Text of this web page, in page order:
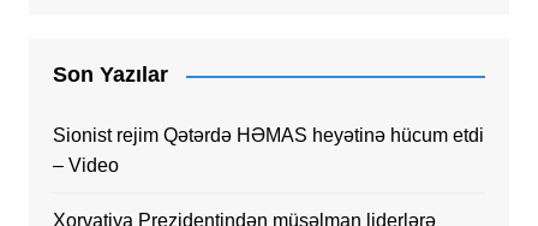
Son Yazılar
Sionist rejim Qətərdə HƏMAS heyətinə hücum etdi
– Video
Xorvatiya Prezidentindən müsəlman liderlərə